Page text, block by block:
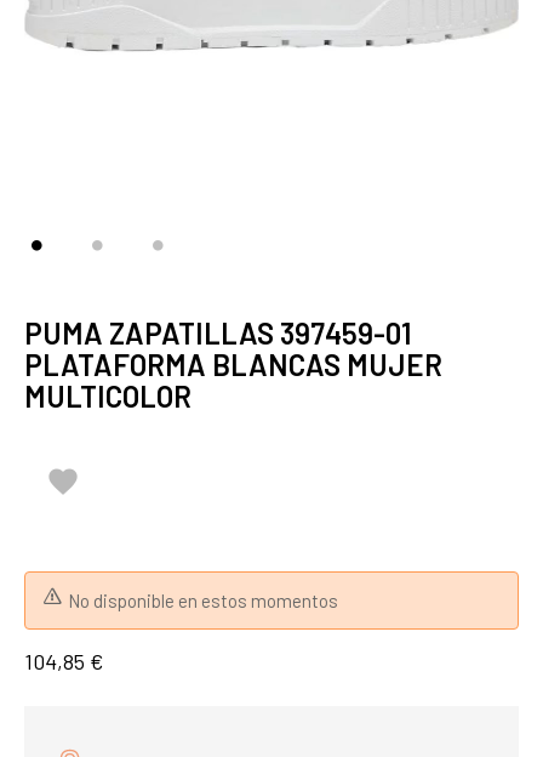
PUMA ZAPATILLAS 397459-01
PLATAFORMA BLANCAS MUJER
MULTICOLOR

No disponible en estos momentos
104,85 €